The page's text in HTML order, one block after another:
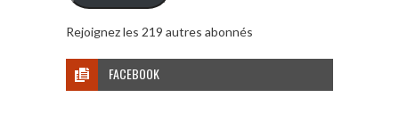
Rejoignez les 219 autres abonnés
FACEBOOK